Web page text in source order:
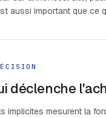
aussi important que ce
déclenche
implicites mesurent la